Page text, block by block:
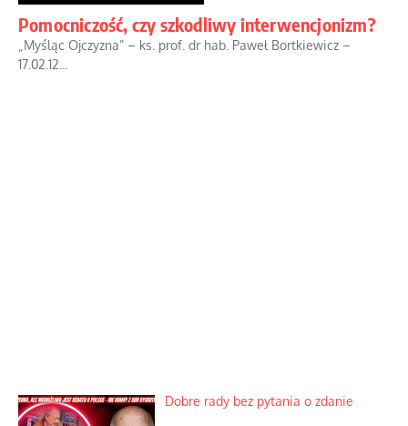
Pomocniczość, czy szkodliwy interwencjonizm?
„Myśląc Ojczyzna” – ks. prof. dr hab. Paweł Bortkiewicz –
17.02.12...
Dobre rady bez pytania o zdanie